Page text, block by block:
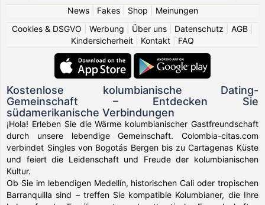
News| Fakes| Shop
Meinungen
Cookies & DSGVO
Werbung Über uns Datenschutz AGB
Kindersicherheit
Kontakt FAQ
Kostenlose kolumbianische Dating-
Gemeinschaft – Entdecken Sie
südamerikanische Verbindungen
¡Hola! Erleben Sie die Wärme kolumbianischer Gastfreundschaft
durch unsere lebendige Gemeinschaft. Colombia-citas.com
verbindet Singles von Bogotás Bergen bis zu Cartagenas Küste
und feiert die Leidenschaft und Freude der kolumbianischen
Kultur.
Ob Sie im lebendigen Medellín, historischen Cali oder tropischen
Barranquilla sind – treffen Sie kompatible Kolumbianer, die Ihre